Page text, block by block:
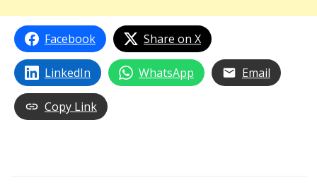
Facebook Share on X
LinkedIn WhatsApp Email
Copy Link